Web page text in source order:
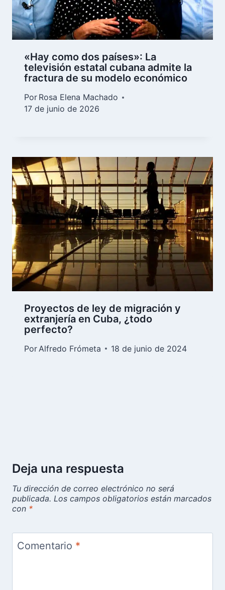
«Hay como dos países»: La
televisión estatal cubana admite la
fractura de su modelo económico
Por Rosa Elena Machado
17 de junio de 2026
Proyectos de ley de migración y
extranjería en Cuba, ¿todo
perfecto?
Por Alfredo Frómeta 18 de junio de 2024
Deja una respuesta
Tu dirección de correo electrónico no será
publicada. Los campos obligatorios están marcados
con *
Comentario *